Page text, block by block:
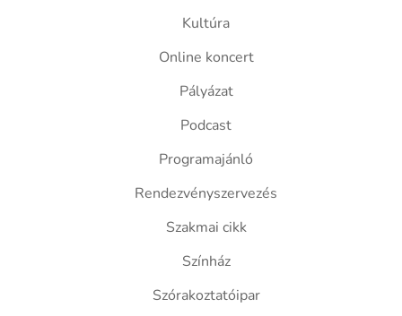
Kultúra
Online koncert
Pályázat
Podcast
Programajánló
Rendezvényszervezés
Szakmai cikk
Színház
Szórakoztatóipar